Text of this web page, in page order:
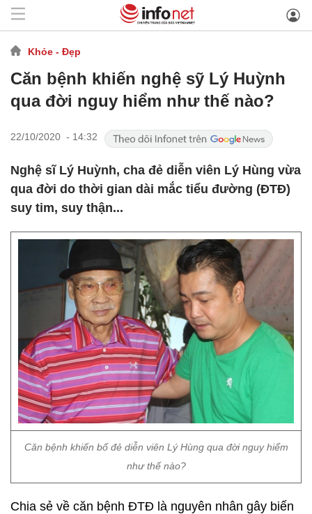
Khỏe - Đẹp
Căn bệnh khiến nghệ sỹ Lý Huỳnh
qua đời nguy hiểm như thế nào?
22/10/2020 - 14:32
Nghệ sĩ Lý Huỳnh, cha đẻ diễn viên Lý Hùng vừa
qua đời do thời gian dài mắc tiểu đường (ĐTĐ)
suy tim, suy thận...
Căn bệnh khiến bố đẻ diễn viên Lý Hùng qua đời nguy hiểm
như thế nào?
Chia sẻ về căn bệnh ĐTĐ là nguyên nhân gây biến